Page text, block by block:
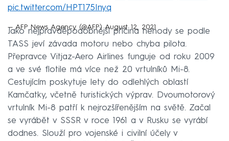
pic.twitter.com/HPT175Inyq
— AFP News Agency (@AFP)August 12, 2021
Jako nejpravděpodobnější příčina nehody se podle
TASS jeví závada motoru nebo chyba pilota.
Přepravce Vitjaz-Aero Airlines funguje od roku 2009
a ve své flotile má více než 20 vrtulníků Mi-8.
Cestujícím poskytuje lety do odlehlých oblastí
Kamčatky, včetně turistických výprav. Dvoumotorový
vrtulník Mi-8 patří k nejrozšířenějším na světě. Začal
se vyrábět v SSSR v roce 1961 a v Rusku se vyrábí
dodnes. Slouží pro vojenské i civilní účely v